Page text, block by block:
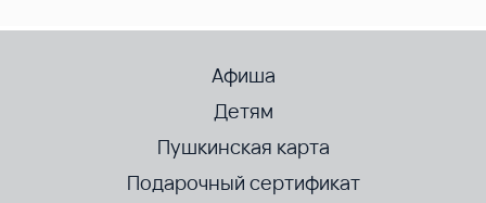
Афиша
Детям
Пушкинская карта
Подарочный сертификат